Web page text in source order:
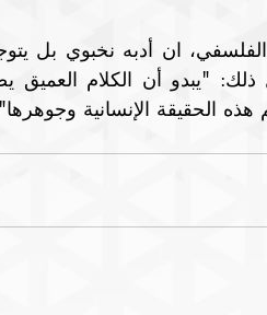
الحقيقة الإنسانية